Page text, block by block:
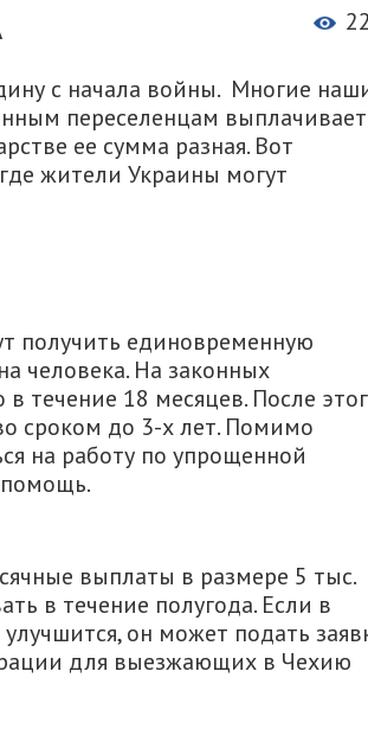
с начала войны. Многие
переселенцам
ее сумма разная. Вот
жители Украины могут
получить единовременную
человека. На законных
течение 18 месяцев. После
сроком до 3-х лет. Помимо
на работу по упрощенной
выплаты в размере 5 тыс.
в течение полугода. Если в
он может подать
для выезжающих в Чехию